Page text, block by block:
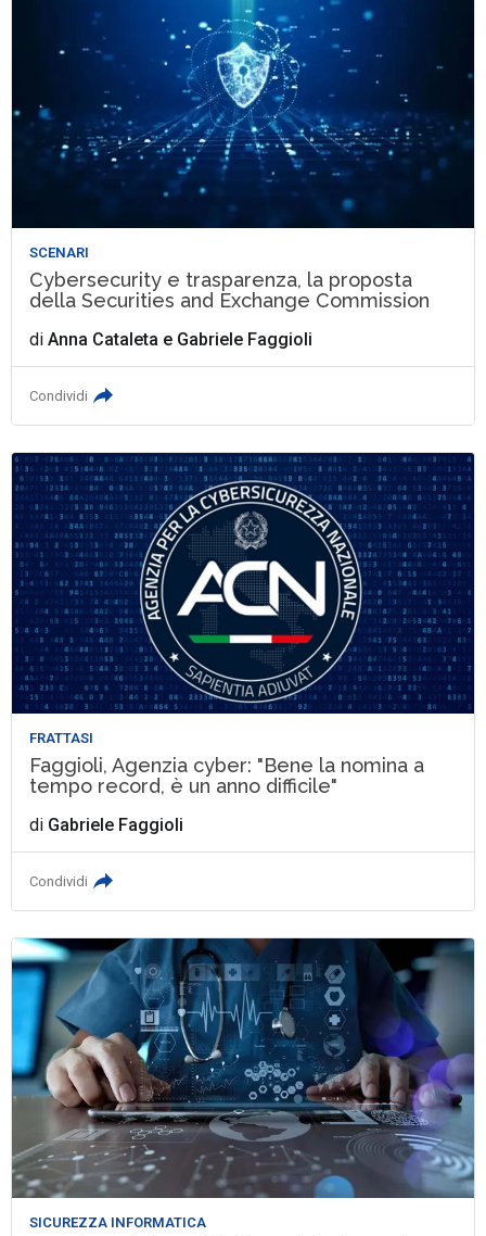
SCENARI
Cybersecurity e trasparenza, la proposta
della Securities and Exchange Commission
diAnna Cataleta e Gabriele Faggioli
Condividi
FRATTASI
Faggioli, Agenzia cyber: "Bene la nomina a
tempo record, è un anno difficile"
di Gabriele Faggioli
Condividi
SICUREZZA INFORMATICA